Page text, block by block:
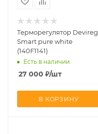
Терморегулятор Devireg
Smart pure white
(140F1141)
Есть в наличии
27 000 ₽/шт
В КОРЗИНУ